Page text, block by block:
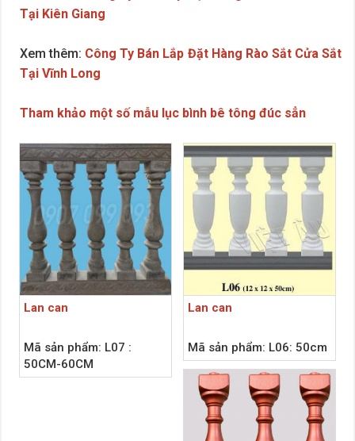
Tại Kiên Giang
Xem thêm: Công Ty Bán Lắp Đặt Hàng Rào Sắt Cửa Sắt
Tại Vĩnh Long
Tham khảo một số mẫu lục bình bê tông đúc sẳn
Lan can
Mã sản phẩm: L07 :
50CM-60CM
Lan can
Mã sản phẩm: L06: 50cm